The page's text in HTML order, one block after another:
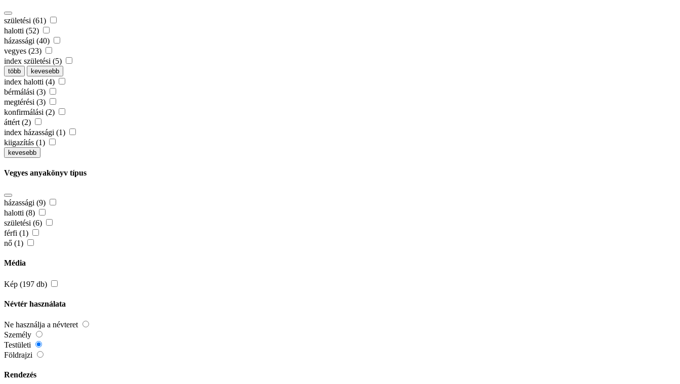
születési (61)
halotti (52)
házassági (40)
vegyes (23)
index születési (5)
több kevesebb
index halotti (4)
bérmálási (3)
megtérési (3)
konfirmálási (2)
áttért (2)
index házassági (1)
kiigazítás (1)
kevesebb
Vegyes anyakönyv típus
házassági (9)
halotti (8)
születési (6)
férfi (1)
nő (1)
Média
Kép (197 db)
Névtér használata
Ne használja a névteret
Személy
Testületi
Földrajzi
Rendezés